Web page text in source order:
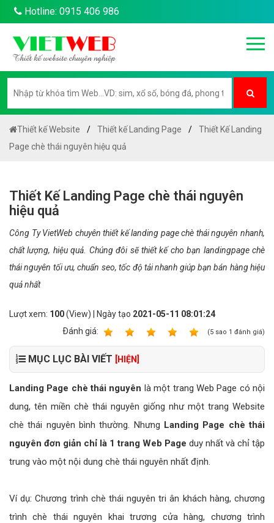
Hotline: 0915 406 986
Thiết kế Website Thiết kế Landing Page
Thiết Kế Landing
Page chè thái nguyên hiệu quả
Thiết Kế Landing Page chè thái nguyên
hiệu quả
Công Ty VietWeb chuyên thiết kế landing page chè thái nguyên nhanh,
chất lượng, hiệu quả. Chúng đôi sẽ thiết kế cho bạn landingpage chè
thái nguyên tối ưu, chuẩn seo, tốc độ tải nhanh giúp bạn bán hàng hiệu
quả nhất
Lượt xem: 100(View) | Ngày tạo 2021-05-11 08:01:24
Ðánh giá:
(5 sao 1 đánh giá)
MỤC LỤC BÀI VIẾT [HIỆN]
Landing Page chè thái nguyên là một trang Web Page có nội
dung, tên miền chè thái nguyên giống như một trang Website
chè thái nguyên bình thường. Nhưng Landing Page chè thái
nguyên đơn giản chỉ là 1 trang Web Page duy nhất và chỉ tập
trung vào một nội dung chè thái nguyên nhất định.
Ví dụ: Chương trình chè thái nguyên tri ân khách hàng, chương
trình chè thái nguyên khai trương cửa hàng, chương trình